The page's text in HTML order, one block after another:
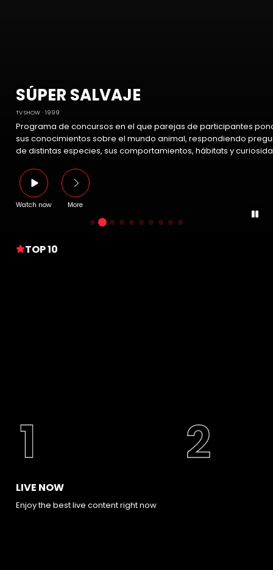
SÚPER SALVAJE
TV SHOW 1999
Programa de concursos en el que parejas de participantes
sus conocimientos sobre el mundo animal, respondiendo
de distintas especies, sus comportamientos, hábitats y
Watch now More
TOP 10
LIVE NOW
Enjoy the best live content right now